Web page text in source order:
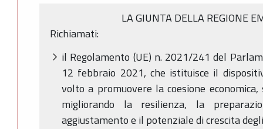
LA GIUNTA DELLA REGIONE
Richiamati:
il Regolamento (UE) n. 2021/241 del
12 febbraio 2021, che istituisce il
volto a promuovere la coesione
migliorando la resilienza, la
aggiustamento e il potenziale di crescita